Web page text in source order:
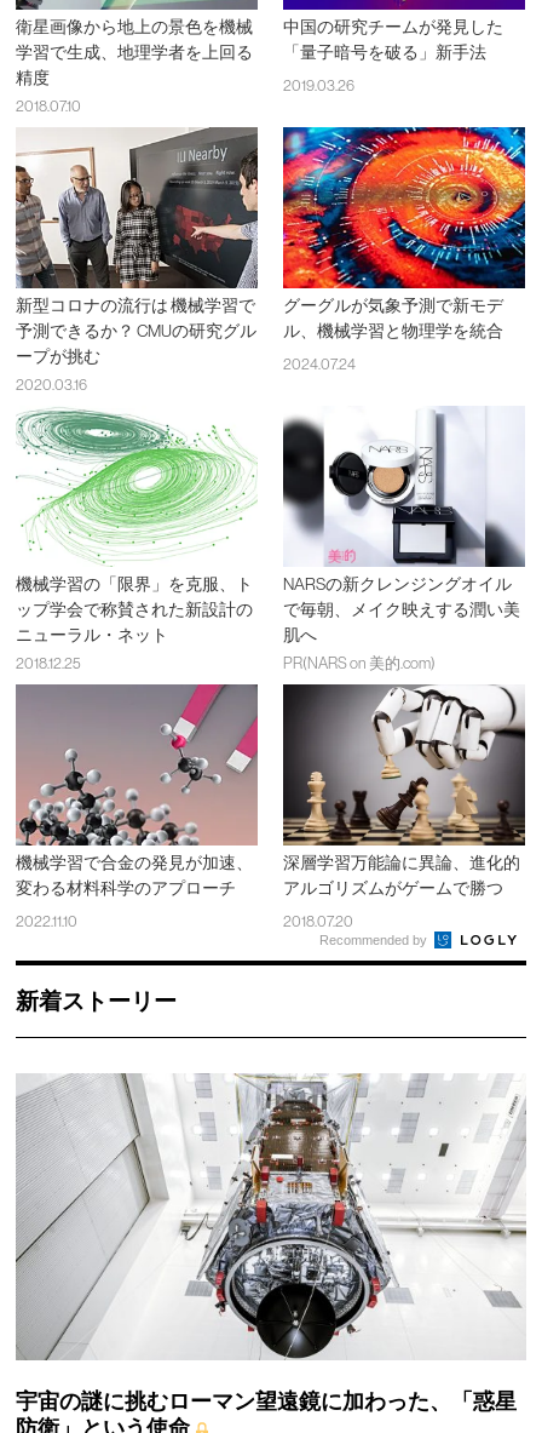
衛星画像から地上の景色を機械
学習で生成、地理学者を上回る
精度
2018.07.10
中国の研究チームが発見した
「量子暗号を破る」新手法
2019.03.26
新型コロナの流行は 機械学習で
予測できるか？ CMUの研究グル
ープが挑む
2020.03.16
グーグルが気象予測で新モデ
ル、機械学習と物理学を統合
2024.07.24
機械学習の「限界」を克服、ト
ップ学会で称賛された新設計の
ニューラル・ネット
2018.12.25
NARSの新クレンジングオイル
で毎朝、メイク映えする潤い美
肌へ
PR(NARS on 美的.com)
機械学習で合金の発見が加速、
変わる材料科学のアプローチ
2022.11.10
深層学習万能論に異論、進化的
アルゴリズムがゲームで勝つ
2018.07.20
Recommended by
新着ストーリー
宇宙の謎に挑むローマン望遠鏡に加わった、「惑星